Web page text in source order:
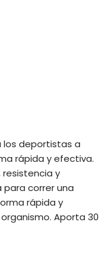
los deportistas a
rápida y efectiva.
resistencia y
correr una
rápida y
Aporta 30